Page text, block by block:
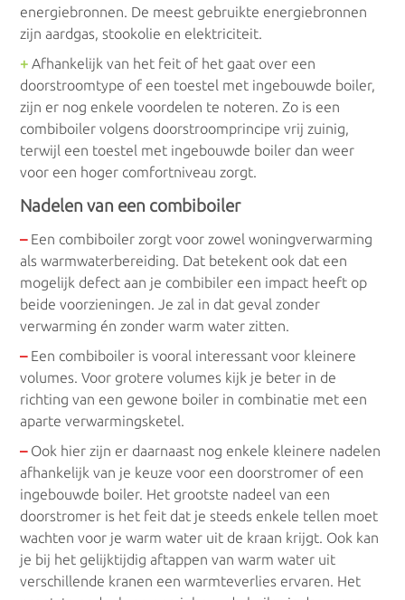
Elektrische boilers
Voorraadboilers
Bufferboilers
Combiboilers
Warmtepompboilers
Warmtepompboilers
Zonneboilers
Zonneboilers
energiebronnen. De meest gebruikte energiebronnen
zijn aardgas, stookolie en elektriciteit.
+ Afhankelijk van het feit of het gaat over een
doorstroomtype of een toestel met ingebouwde boiler,
zijn er nog enkele voordelen te noteren. Zo is een
combiboiler volgens doorstroomprincipe vrij zuinig,
terwijl een toestel met ingebouwde boiler dan weer
voor een hoger comfortniveau zorgt.
Nadelen van een combiboiler
–Een combiboiler zorgt voor zowel woningverwarming
als warmwaterbereiding. Dat betekent ook dat een
mogelijk defect aan je combibiler een impact heeft op
beide voorzieningen. Je zal in dat geval zonder
verwarming én zonder warm water zitten.
–Een combiboiler is vooral interessant voor kleinere
volumes. Voor grotere volumes kijk je beter in de
richting van een gewone boiler in combinatie met een
aparte verwarmingsketel.
–Ook hier zijn er daarnaast nog enkele kleinere nadelen
afhankelijk van je keuze voor een doorstromer of een
ingebouwde boiler. Het grootste nadeel van een
doorstromer is het feit dat je steeds enkele tellen moet
wachten voor je warm water uit de kraan krijgt. Ook kan
je bij het gelijktijdig aftappen van warm water uit
verschillende kranen een warmteverlies ervaren. Het